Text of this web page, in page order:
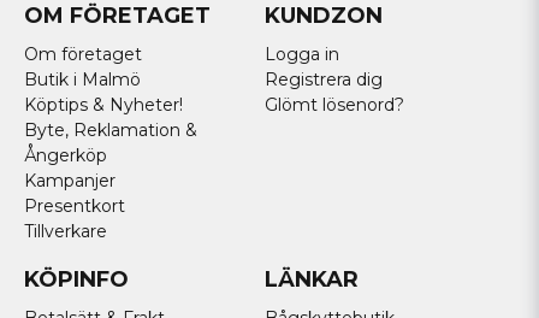
OM FÖRETAGET
Om företaget
Butik i Malmö
Köptips & Nyheter!
Byte, Reklamation &
Ångerköp
Kampanjer
Presentkort
Tillverkare
KUNDZON
Logga in
Registrera dig
Glömt lösenord?
KÖPINFO LÄNKAR